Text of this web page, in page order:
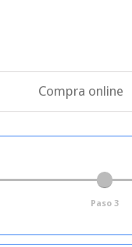
Compra online
Paso 3